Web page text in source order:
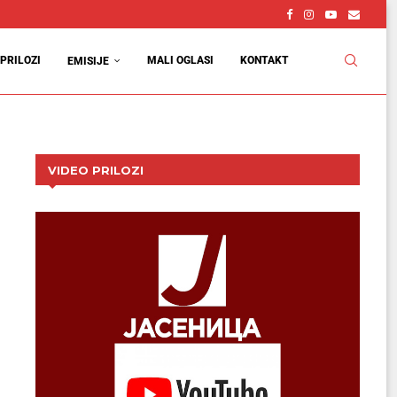
PRILOZI EMISIJE MALI OGLASI KONTAKT
VIDEO PRILOZI